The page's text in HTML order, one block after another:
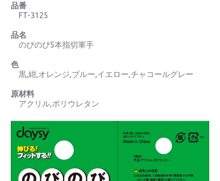
品番
FT-3125
品名
のびのび5本指切軍手
色
黒,紺,オレンジ,ブルー,イエロー,チャコールグレー
原材料
アクリル,ポリウレタン